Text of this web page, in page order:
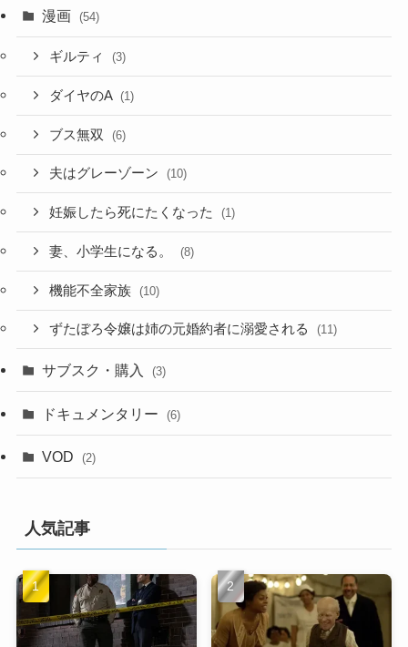
漫画 (54)
ギルティ (3)
ダイヤのA (1)
ブス無双 (6)
夫はグレーゾーン (10)
妊娠したら死にたくなった (1)
妻、小学生になる。 (8)
機能不全家族 (10)
ずたぼろ令嬢は姉の元婚約者に溺愛される (11)
サブスク・購入 (3)
ドキュメンタリー (6)
VOD (2)
人気記事